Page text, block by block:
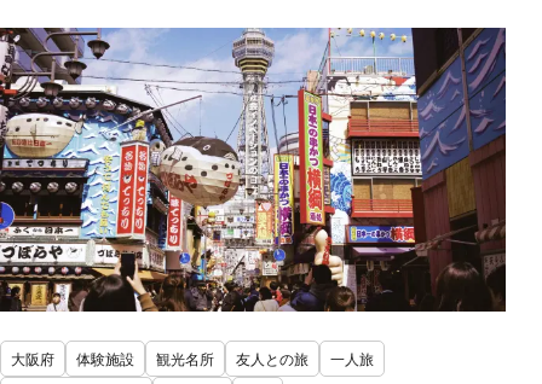
大阪府 体験施設 観光名所 友人との旅
一人旅